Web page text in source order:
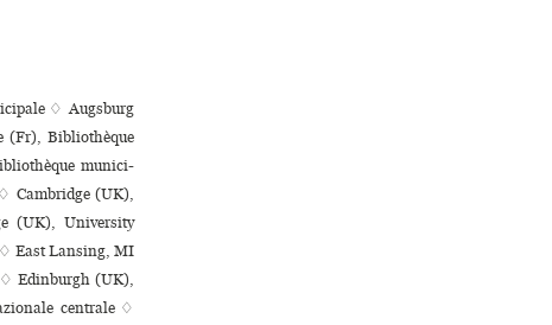
♢ Augsburg
(Fr), Bibliothèque
muni­ci­
Cambridge (UK),
(UK), University
East Lansing, MI
Edinburgh (UK),
cen­trale ♢